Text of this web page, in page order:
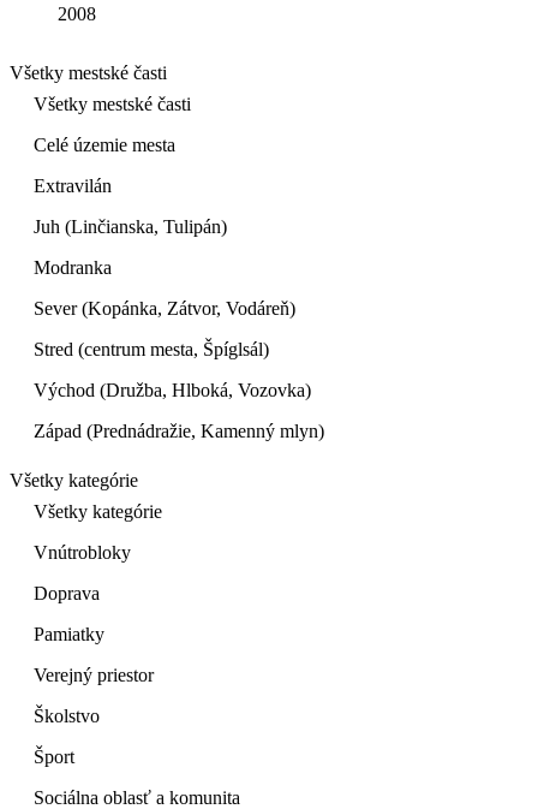
2008
Všetky mestské časti
Všetky mestské časti
Celé územie mesta
Extravilán
Juh (Linčianska, Tulipán)
Modranka
Sever (Kopánka, Zátvor, Vodáreň)
Stred (centrum mesta, Špíglsál)
Východ (Družba, Hlboká, Vozovka)
Západ (Prednádražie, Kamenný mlyn)
Všetky kategórie
Všetky kategórie
Vnútrobloky
Doprava
Pamiatky
Verejný priestor
Školstvo
Šport
Sociálna oblasť a komunita